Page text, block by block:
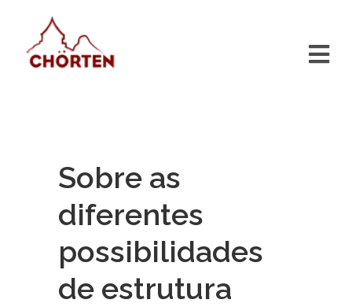
Sobre as
diferentes
possibilidades
de estrutura